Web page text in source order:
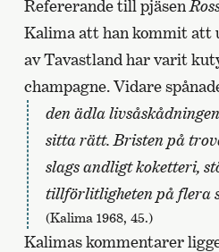
Refererande till pjäsen
Kalima att han kommit att
av Tavastland har varit
champagne. Vidare
den ädla
sitta rätt. Bristen på
slags andligt koketteri,
tillförlitligheten på flera
(Kalima 1968, 45.)
Kalimas kommentarer